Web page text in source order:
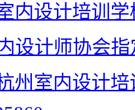
内设计培训学
设计师协会
州室内设计